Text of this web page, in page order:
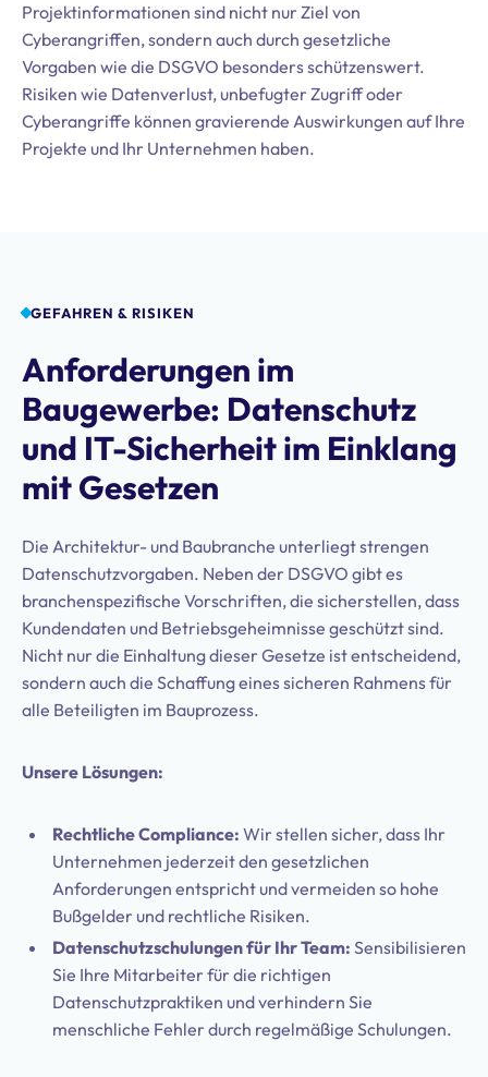
Projektinformationen sind nicht nur Ziel von
Cyberangriffen, sondern auch durch gesetzliche
Vorgaben wie die DSGVO besonders schützenswert.
Risiken wie Datenverlust, unbefugter Zugriff oder
Cyberangriffe können gravierende Auswirkungen auf Ihre
Projekte und Ihr Unternehmen haben.
GEFAHREN & RISIKEN
Anforderungen im
Baugewerbe: Datenschutz
und IT-Sicherheit im Einklang
mit Gesetzen
Die Architektur- und Baubranche unterliegt strengen
Datenschutzvorgaben. Neben der DSGVO gibt es
branchenspezifische Vorschriften, die sicherstellen, dass
Kundendaten und Betriebsgeheimnisse geschützt sind.
Nicht nur die Einhaltung dieser Gesetze ist entscheidend,
sondern auch die Schaffung eines sicheren Rahmens für
alle Beteiligten im Bauprozess.
Unsere Lösungen:
Rechtliche Compliance: Wir stellen sicher, dass Ihr
Unternehmen jederzeit den gesetzlichen
Anforderungen entspricht und vermeiden so hohe
Bußgelder und rechtliche Risiken.
Datenschutzschulungen für Ihr Team: Sensibilisieren
Sie Ihre Mitarbeiter für die richtigen
Datenschutzpraktiken und verhindern Sie
menschliche Fehler durch regelmäßige Schulungen.